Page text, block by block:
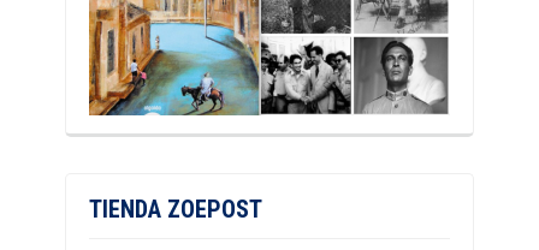
TIENDA ZOEPOST